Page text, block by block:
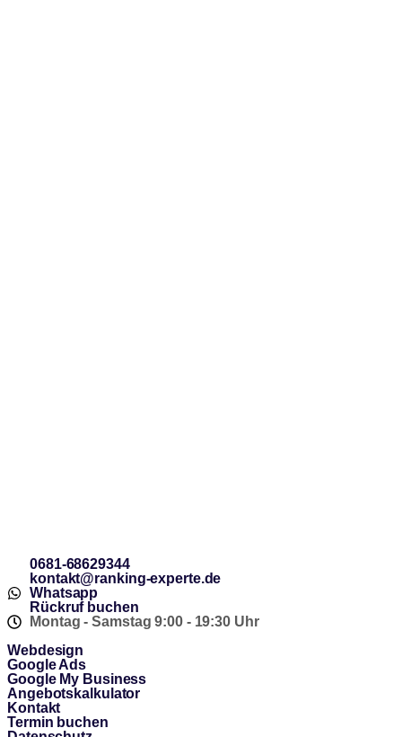
0681-68629344
kontakt@ranking-experte.de
Whatsapp
Rückruf buchen
Montag - Samstag 9:00 - 19:30 Uhr
Webdesign
Google Ads
Google My Business
Angebotskalkulator
Kontakt
Termin buchen